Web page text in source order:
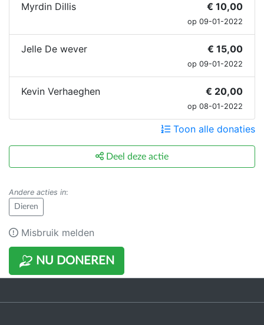
NU DONEREN
Myrdin Dillis € 10,00
op 09-01-2022
Jelle De wever € 15,00
op 09-01-2022
Kevin Verhaeghen € 20,00
op 08-01-2022
Toon alle donaties
Deel deze actie
Andere acties in:
Dieren
Misbruik melden